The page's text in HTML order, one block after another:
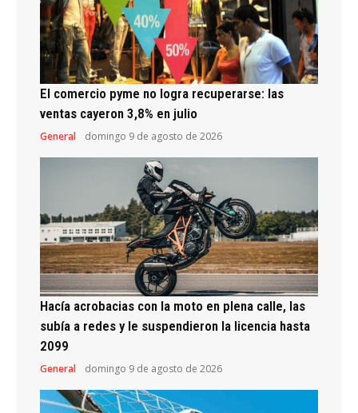
El comercio pyme no logra recuperarse: las
ventas cayeron 3,8% en julio
General domingo 9 de agosto de 2026
Hacía acrobacias con la moto en plena calle, las
subía a redes y le suspendieron la licencia hasta
2099
General domingo 9 de agosto de 2026